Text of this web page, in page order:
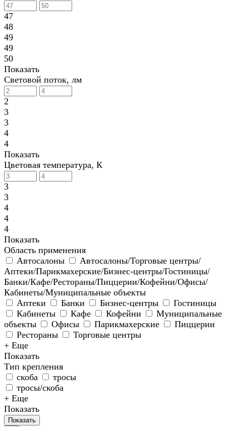
47
48
49
49
50
Показать
Световой поток, лм
2
3
3
4
4
Показать
Цветовая температура, К
3
3
4
4
4
Показать
Область применения
Автосалоны
Автосалоны/Торговые центры/
Аптеки/Парикмахерские/Бизнес-центры/Гостиницы/
Банки/Кафе/Рестораны/Пиццерии/Кофейни/Офисы/
Кабинеты/Муниципальные объекты
Аптеки
Банки Бизнес-центры
Гостиницы
Кабинеты
Кафе Кофейни
Муниципальные
объекты
Офисы Парикмахерские
Пиццерии
Рестораны
Торговые центры
+ Еще
Показать
Тип крепления
скоба
тросы
тросы/скоба
+ Еще
Показать
Показать